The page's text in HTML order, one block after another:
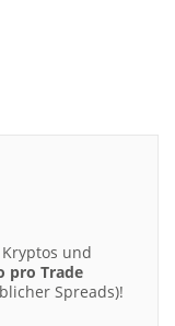
Kryptos und
pro Trade
Spreads)!